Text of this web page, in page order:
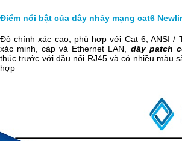
Điểm nổi bật của dây nhảy mạng cat6
Độ chính xác cao, phù hợp với Cat 6, ANSI /
xác minh, cáp vá Ethernet LAN, dây patch
thúc trước với đầu nối RJ45 và có nhiều màu
hợp